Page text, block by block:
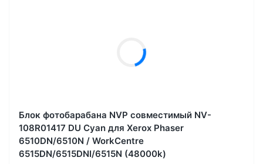
Блок фотобарабана NVP совместимый NV-
108R01417 DU Cyan для Xerox Phaser
6510DN/6510N / WorkCentre
6515DN/6515DNI/6515N (48000k)